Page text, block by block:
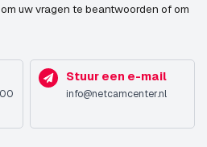
25,4 / 2,8 mm (1 / 2.8")
Ja
uw vragen te beantwoorden of om
Stuur een e-mail
info@netcamcenter.nl